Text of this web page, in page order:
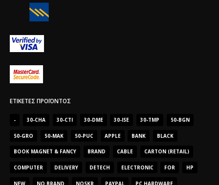
ΕΤΙΚΈΤΕΣ ΠΡΟΪΌΝΤΟΣ
- 30-CHA 30-CTI 30-DME 30-ISE 30-TMP 50-BGN
50-GRO 50-MAK 50-PUC APPLE BANK BLACK
BOOK MAGNET & FANCY BRAND CABLE CARTON (RETAIL)
COMPUTER DELIVERY DETECH ELECTRONIC FOR HP
NEW NO BRAND NOSKR PAYPAL PC HARDWARE